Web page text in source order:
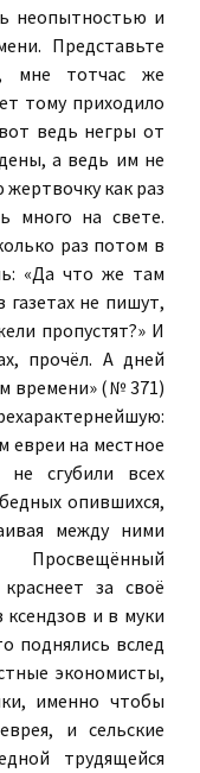
неопытностью и
Представьте
мне тотчас же
тому приходило
ведь негры от
а ведь им не
как раз
много на свете.
раз потом в
«Да что же там
газетах не пишут,
пропустят?» И
прочёл. А дней
времени» (№ 371)
евреи на местное
не сгубили всех
опившихся,
между ними
за своё
и в муки
поднялись вслед
экономисты,
именно чтобы
и сельские
трудящейся